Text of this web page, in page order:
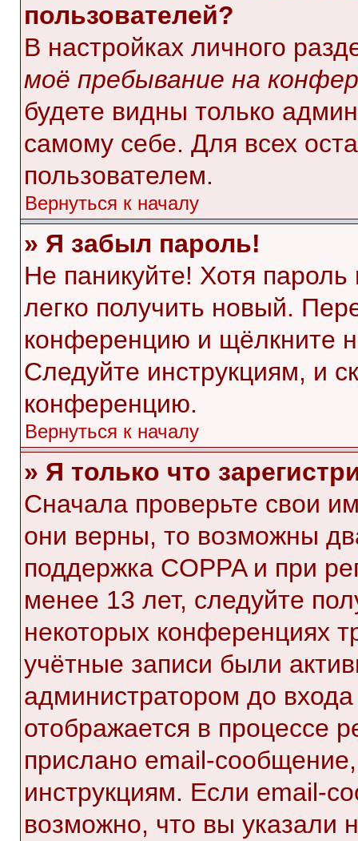
пользователей?
В настройках личного
моё пребывание на
будете видны только
самому себе. Для всех
пользователем.
Вернуться к началу
» Я забыл пароль!
Не паникуйте! Хотя
легко получить новый.
конференцию и щёлкните
Следуйте инструкциям, и
конференцию.
Вернуться к началу
» Я только что
Сначала проверьте свои
они верны, то возможны
поддержка COPPA и при
менее 13 лет, следуйте
некоторых конференциях
учётные записи были
администратором до
отображается в процессе
прислано email-
инструкциям. Если email-
возможно, что вы указали